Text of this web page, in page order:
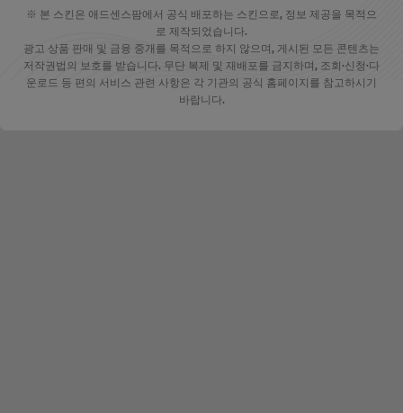
※ 본 스킨은 애드센스팜에서 공식 배포하는 스킨으로, 정보 제공을 목적으
로 제작되었습니다.
광고 상품 판매 및 금융 중개를 목적으로 하지 않으며, 게시된 모든 콘텐츠는
저작권법의 보호를 받습니다. 무단 복제 및 재배포를 금지하며, 조회·신청·다
운로드 등 편의 서비스 관련 사항은 각 기관의 공식 홈페이지를 참고하시기
바랍니다.